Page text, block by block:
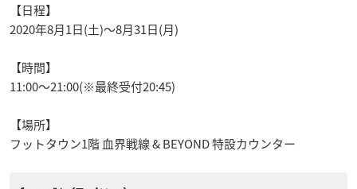
【日程】
2020年8月1日(土)～8月31日(月)
【時間】
11:00～21:00(※最終受付20:45)
【場所】
フットタウン1階 血界戦線 & BEYOND 特設カウンター